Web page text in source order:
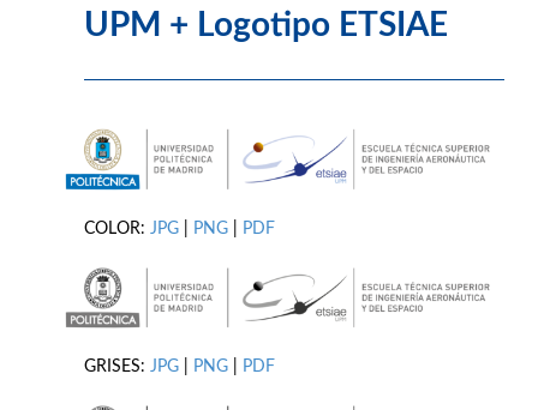
UPM + Logotipo ETSIAE
COLOR: JPG PNG PDF
GRISES: JPG PNG PDF